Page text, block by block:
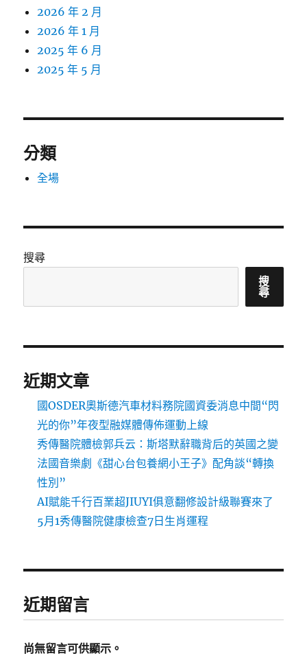
2026 年 2 月
2026 年 1 月
2025 年 6 月
2025 年 5 月
分類
全場
搜尋
搜
尋
近期文章
國OSDER奧斯德汽車材料務院國資委消息中間“閃
光的你”年夜型融媒體傳佈運動上線
秀傳醫院體檢郭兵云：斯塔默辭職背后的英國之變
法國音樂劇《甜心台包養網小王子》配角談“轉換
性別”
AI賦能千行百業超JIUYI俱意翻修設計級聯賽來了
5月1秀傳醫院健康檢查7日生肖運程
近期留言
尚無留言可供顯示。